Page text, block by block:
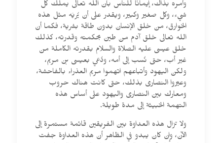
وأمره بذاك، إيمانًا للناس بأن الله تعالى يملك كل
شيء، وكل صغير وكبير، ويقدر على أن يُريَه مثل هذه
الخوارق، من خلق الإنسان بدون طاقة بشرية، فكما أن
الله تعالى خلق آدم من طين بحكمته وقدرته، كذلك
خلق عيسى عليه الصلاة والسلام بقدرته الكاملة من
غير أب، حتى نُسب إلى أمه، ودُعي بعيسى بن مريم،
ولكن اليهود وأتباعهم اتهموا مريم العذراء بالفاحشة،
وعيّروا النصارى بذلك، حتى كانت هناك حروب
ومعارك بين النصارى واليهود على أساس هذه
التهمة الخبيثة إلى مدة طويلة.
ولا تزال هذه العداوة بين الفريقين قائمة مستمرة إلى
الآن، وإن كان يبدو في الظاهر أن هذه العداوة جفت